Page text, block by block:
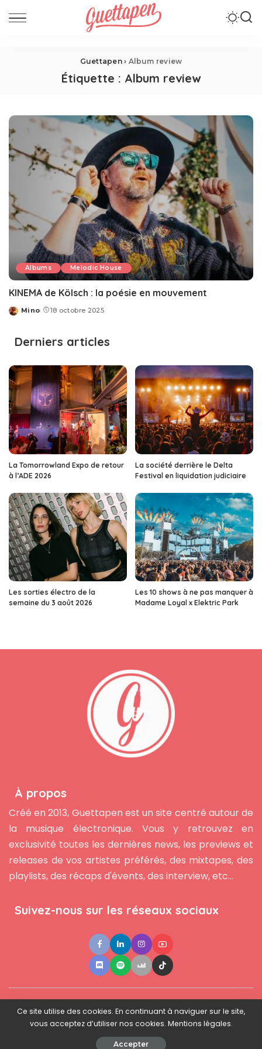
Guettapen› Album review
Étiquette : Album review
Albums Melodic House
KINEMA de Kölsch : la poésie en mouvement
Posted
Mino 18 octobre 2025
Derniers articles
La Tomorrowland Expo de retour
à l’ADE 2026
La société derrière le Delta
Festival en liquidation judiciaire
Les sorties électro de la
semaine du 3 août 2026
Les 10 shows à ne pas manquer à
Madame Loyal x Elektric Park
À propos
Créé en 2013, Guettapen est un site centré autour de
la musique électronique. Vous y retrouvez en
exclusivité toutes les dernières news, les previews et
releases de vos artistes préférés, des mixtapes, des
playlists, des récaps d'évents, des interview, etc...
Suivez-nous sur les réseaux sociaux
Contact ●Newsletter ● L'équipe ● Mentions légales
© 2025 - www.guettapen.com - Tous droits réservés.
Ce site utilise des cookies. En continuant à naviguer sur le site,
vous acceptez d’utiliser nos cookies. Mentions légales.
Accepter